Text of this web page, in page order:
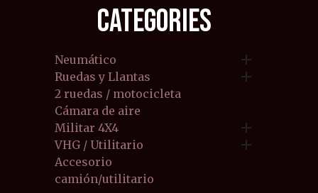
CATEGORIES
Neumático 
Ruedas y Llantas 
2 ruedas / motocicleta
Cámara de aire
Militar 4X4

VHG / Utilitario 
Accesorio
camión/utilitario